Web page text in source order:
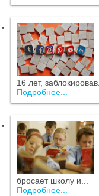
16 лет,
Подробнее...
бросает школу и...
Подробнее...